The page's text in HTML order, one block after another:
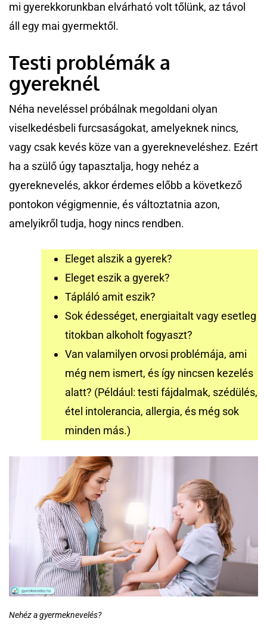
mi gyerekkorunkban elvárható volt tőlünk, az távol
áll egy mai gyermektől.
Testi problémák a
gyereknél
Néha neveléssel próbálnak megoldani olyan
viselkedésbeli furcsaságokat, amelyeknek nincs,
vagy csak kevés köze van a gyerekneveléshez. Ezért
ha a szülő úgy tapasztalja, hogy nehéz a
gyereknevelés, akkor érdemes előbb a következő
pontokon végigmennie, és változtatnia azon,
amelyikről tudja, hogy nincs rendben.
Eleget alszik a gyerek?
Eleget eszik a gyerek?
Tápláló amit eszik?
Sok édességet, energiaitalt vagy esetleg
titokban alkoholt fogyaszt?
Van valamilyen orvosi problémája, ami
még nem ismert, és így nincsen kezelés
alatt? (Például: testi fájdalmak, szédülés,
étel intolerancia, allergia, és még sok
minden más.)
Nehéz a gyermeknevelés?